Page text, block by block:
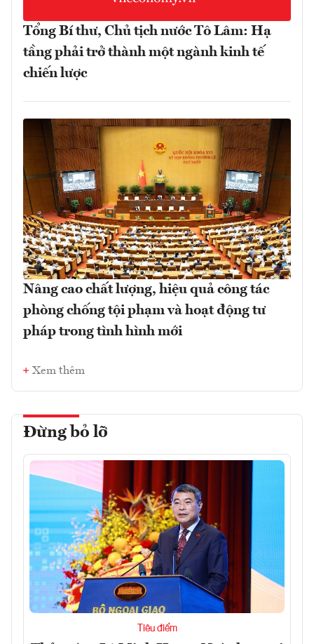
Tổng Bí thư, Chủ tịch nước Tô Lâm: Hạ
tầng phải trở thành một ngành kinh tế
chiến lược
Nâng cao chất lượng, hiệu quả công tác
phòng chống tội phạm và hoạt động tư
pháp trong tình hình mới
Xem thêm
Đừng bỏ lỡ
Tiêu điểm